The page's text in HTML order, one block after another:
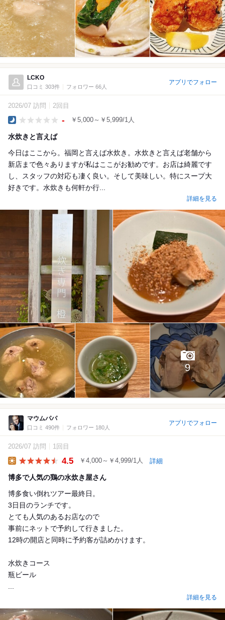
LCKO
口コミ 303件 フォロワー 66人
アプリでフォロー
2026/07 訪問 2回目
- ￥5,000～￥5,999/1人
水炊きと言えば
今日はここから。福岡と言えば水炊き。水炊きと言えば老舗から
新店まで色々ありますが私はここがお勧めです。お店は綺麗です
し、スタッフの対応も凄く良い。そして美味しい。特にスープ大
好きです。水炊きも何軒か行...
詳細を見る
9
マウムパパ
口コミ 490件 フォロワー 180人
アプリでフォロー
2026/07 訪問 1回目
4.5 ￥4,000～￥4,999/1人 詳細
博多で人気の鶏の水炊き屋さん
博多食い倒れツアー最終日。
3日目のランチです。
とても人気のあるお店なので
事前にネットで予約して行きました。
12時の開店と同時に予約客が詰めかけます。
水炊きコース
瓶ビール
...
詳細を見る